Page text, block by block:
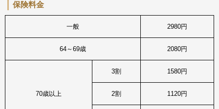
保険料金
一般 2980円
64～69歳 2080円
70歳以上
3割 1580円
2割 1120円